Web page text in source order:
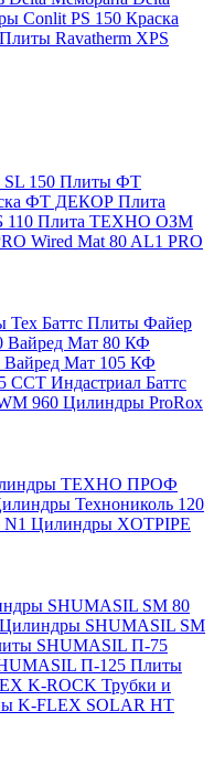
Conlit PS 150 Краска
Плиты Ravatherm XPS
150 Плиты ФТ
ФТ ДЕКОР Плита
Плита ТЕХНО ОЗМ
Wired Mat 80 AL1 PRO
Тех Баттс Плиты Файер
Вайред Мат 80 КФ
Вайред Мат 105 КФ
ССТ Индастриал Баттс
960 Цилиндры ProRox
ТЕХНО ПРОФ
Технониколь 120
Цилиндры XOTPIPE
SHUMASIL SM 80
Цилиндры SHUMASIL SM
SHUMASIL П-75
П-125 Плиты
K-ROCK Трубки и
K-FLEX SOLAR HT